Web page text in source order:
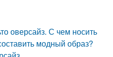
оверсайз. С чем носить
модный образ?